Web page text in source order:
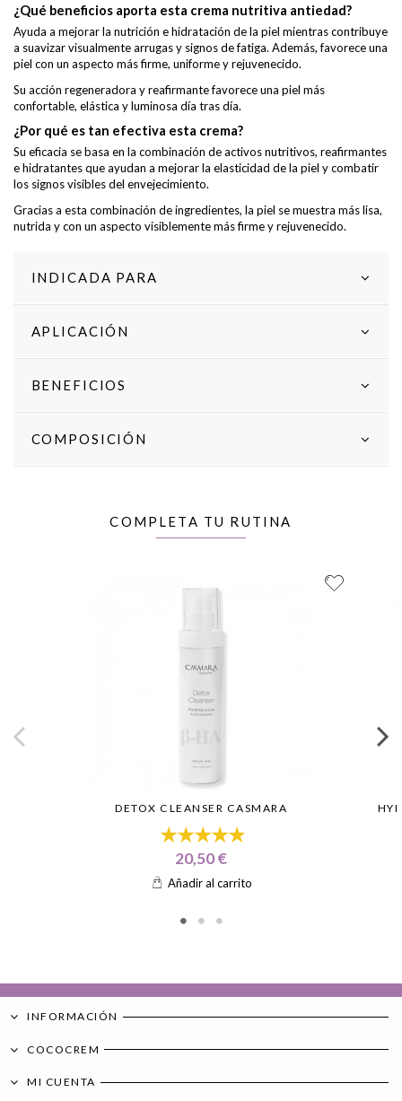
¿Qué beneficios aporta esta crema nutritiva antiedad?
Ayuda a mejorar la nutrición e hidratación de la piel mientras contribuye
a suavizar visualmente arrugas y signos de fatiga. Además, favorece una
piel con un aspecto más firme, uniforme y rejuvenecido.
Su acción regeneradora y reafirmante favorece una piel más
confortable, elástica y luminosa día tras día.
¿Por qué es tan efectiva esta crema?
Su eficacia se basa en la combinación de activos nutritivos, reafirmantes
e hidratantes que ayudan a mejorar la elasticidad de la piel y combatir
los signos visibles del envejecimiento.
Gracias a esta combinación de ingredientes, la piel se muestra más lisa,
nutrida y con un aspecto visiblemente más firme y rejuvenecido.
INDICADA PARA
APLICACIÓN
BENEFICIOS
COMPOSICIÓN
COMPLETA TU RUTINA
DETOX CLEANSER CASMARA
20,50 €
Añadir al carrito
INFORMACIÓN
COCOCREM
MI CUENTA